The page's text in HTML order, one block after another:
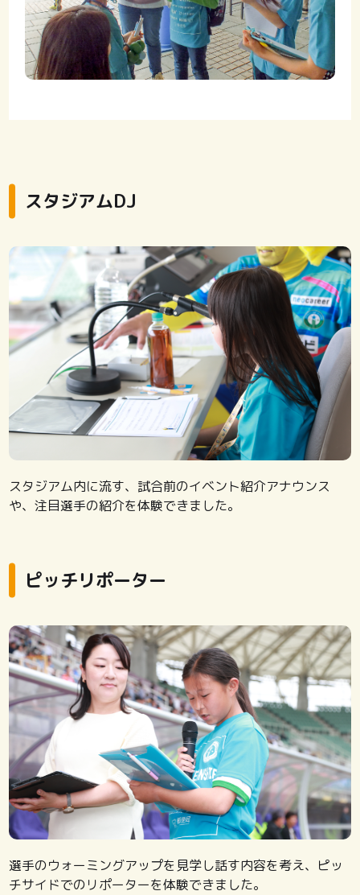
スタジアムDJ
スタジアム内に流す、試合前のイベント紹介アナウンス
や、注目選手の紹介を体験できました。
ピッチリポーター
選手のウォーミングアップを見学し話す内容を考え、ピッ
チサイドでのリポーターを体験できました。